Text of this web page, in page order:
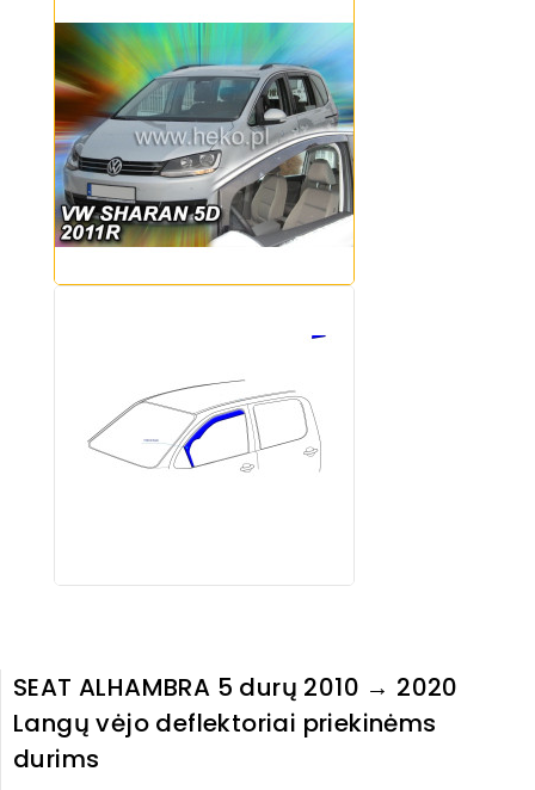
SEAT ALHAMBRA 5 durų 2010 → 2020
Langų vėjo deflektoriai priekinėms
durims